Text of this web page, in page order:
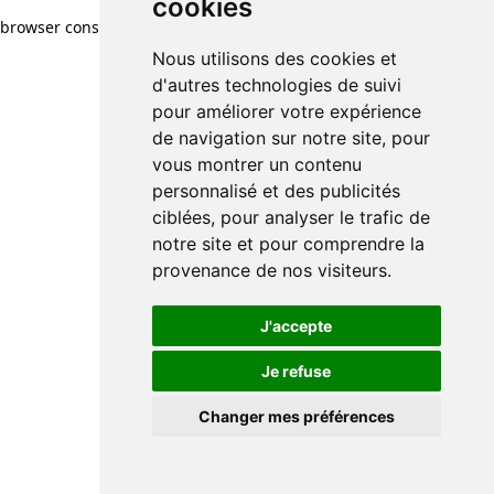
cookies
Nous utilisons des cookies et
d'autres technologies de suivi
pour améliorer votre expérience
de navigation sur notre site, pour
vous montrer un contenu
personnalisé et des publicités
ciblées, pour analyser le trafic de
notre site et pour comprendre la
provenance de nos visiteurs.
J'accepte
Je refuse
Changer mes préférences
browser console for more information)